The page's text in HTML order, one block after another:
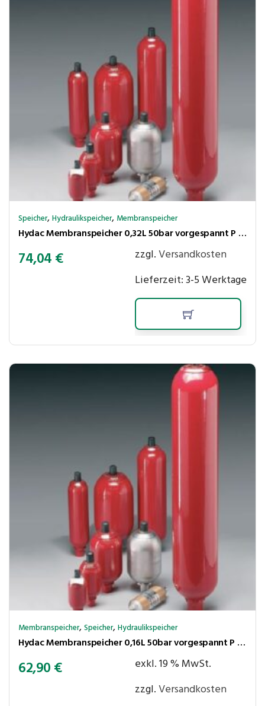
Speicher,Hydraulikspeicher, Membranspeicher
Hydac Membranspeicher 0,32L 50bar vorgespannt P max. 210 bar,Ölanschluss G1/2″ Innengew.
74,04€ zzgl.Versandkosten
Lieferzeit:3-5 Werktage
Membranspeicher,Speicher,Hydraulikspeicher
Hydac Membranspeicher 0,16L 50bar vorgespannt P max. 210 bar,Ölanschluss G1/2″ Innengew.
62,90€
exkl. 19 % MwSt.
zzgl.Versandkosten